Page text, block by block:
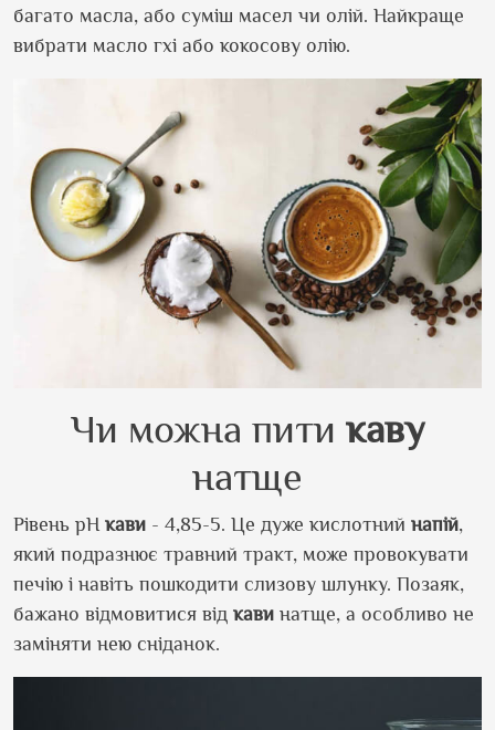
багато масла, або суміш масел чи олій. Найкраще
вибрати масло гхі або кокосову олію.
Чи можна пити каву
натще
Рівень pH кави - 4,85-5. Це дуже кислотний напій,
який подразнює травний тракт, може провокувати
печію і навіть пошкодити слизову шлунку. Позаяк,
бажано відмовитися від кави натще, а особливо не
заміняти нею сніданок.